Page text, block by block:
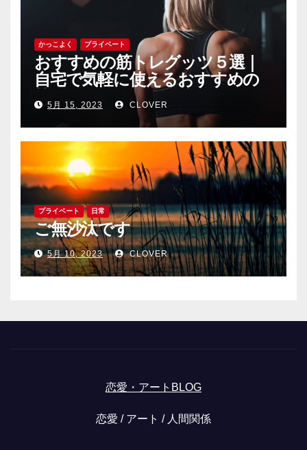
かっこよく プライベート
おすすめの筋トレグッツ５選｜
自宅で気軽に使えるおすすめの
筋トレグッツをご紹介
5月 15, 2023 CLOVER
プライベート 日常
ご無沙汰です
5月 10, 2023 CLOVER
恋愛・アートBLOG
恋愛 / アート / 人間関係